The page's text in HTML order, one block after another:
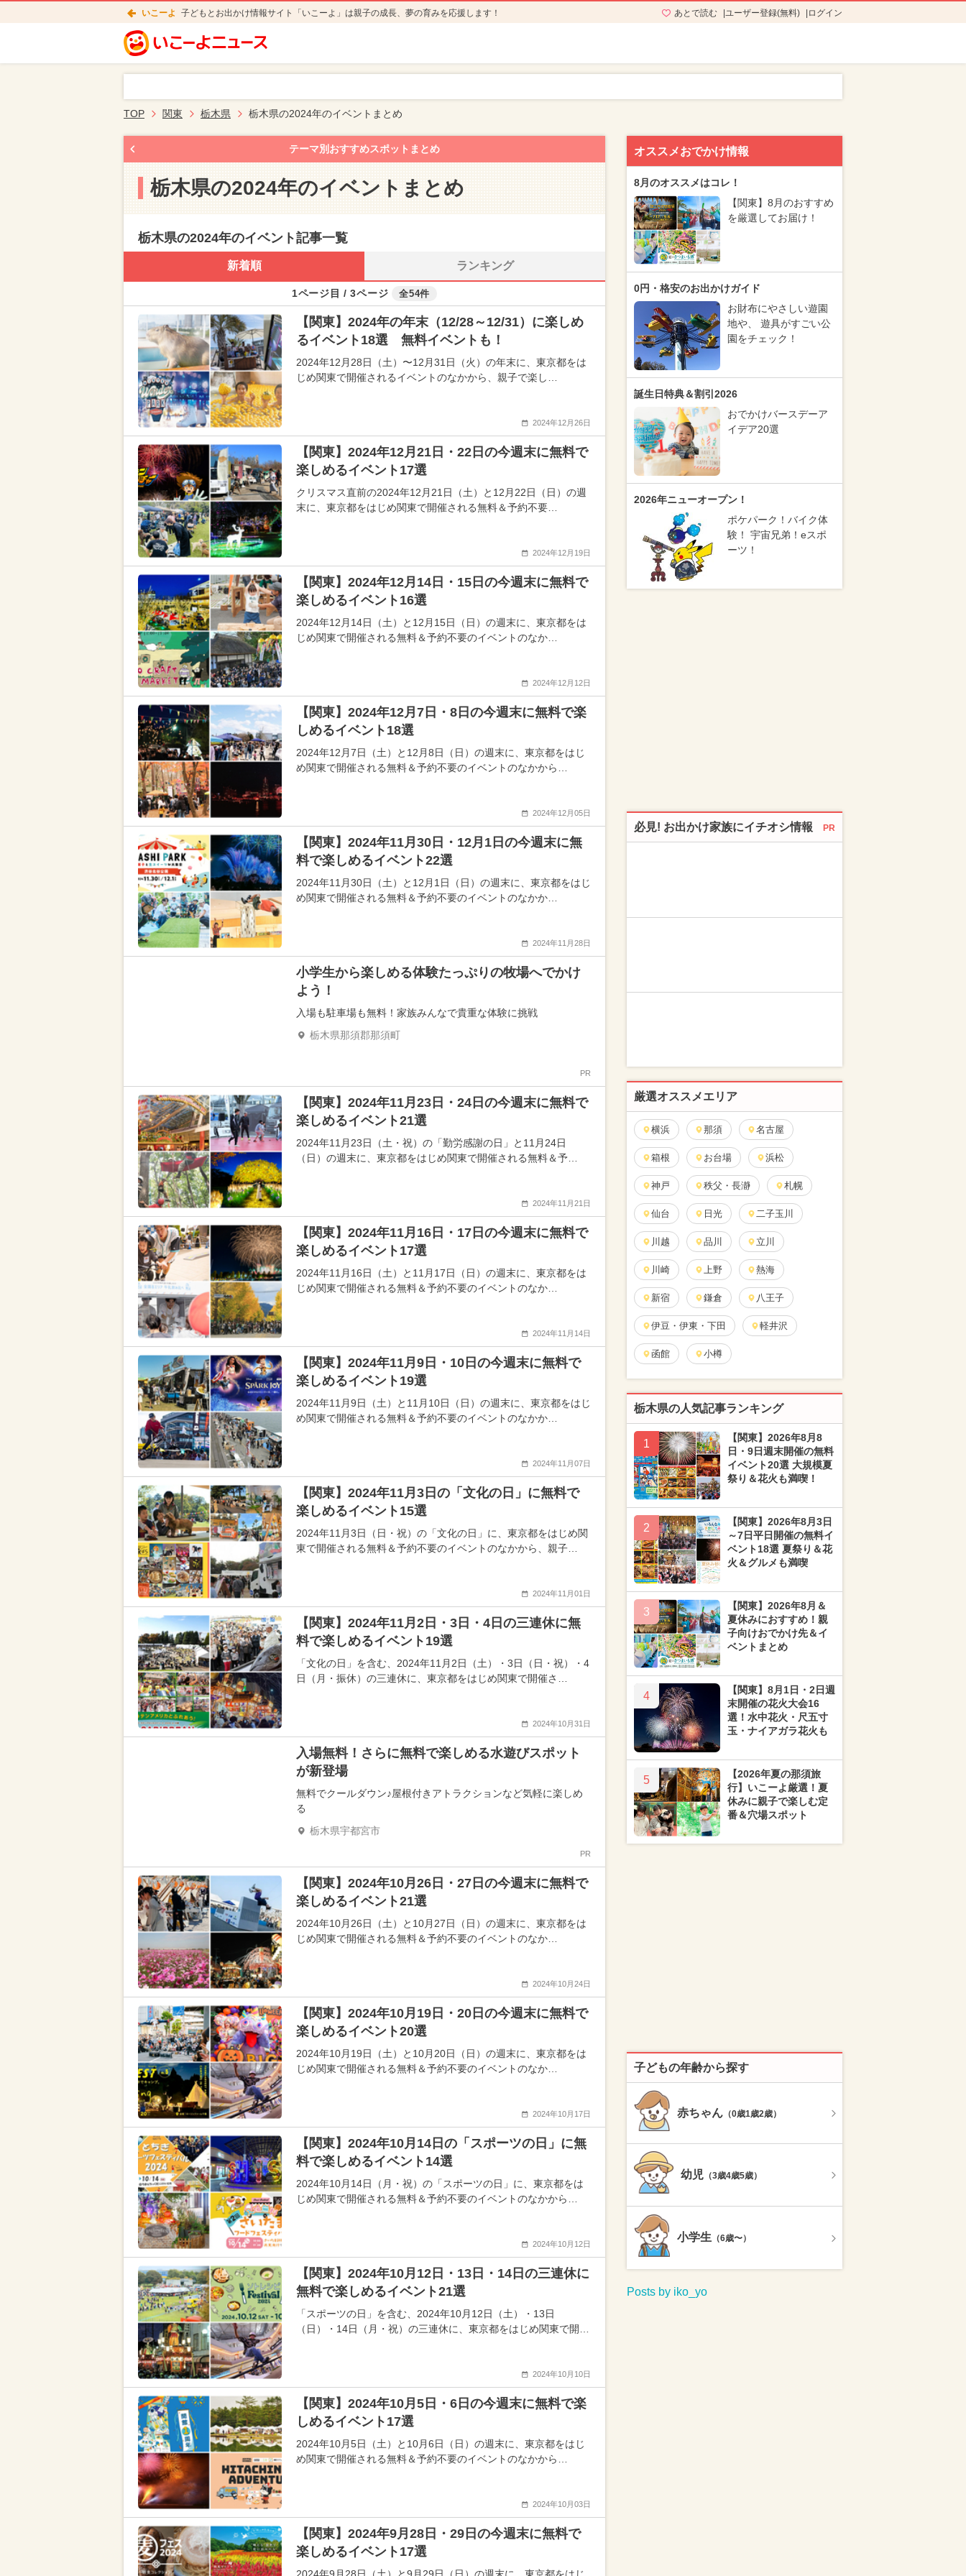
いこーよ 子どもとお出かけ情報サイト「いこーよ」は親子の成長、夢の育みを応援します！ あとで読む ユーザー登録(無料) ログイン
TOP 関東 栃木県 栃木県の2024年のイベントまとめ
テーマ別おすすめスポットまとめ
栃木県の2024年のイベントまとめ
栃木県の2024年のイベント記事一覧
新着順 ランキング
1ページ目 / 3ページ 全54件
【関東】2024年の年末（12/28～12/31）に楽しめ
るイベント18選 無料イベントも！
2024年12月28日（土）〜12月31日（火）の年末に、東京都をは
じめ関東で開催されるイベントのなかから、親子で楽し…
2024年12月26日
【関東】2024年12月21日・22日の今週末に無料で
楽しめるイベント17選
クリスマス直前の2024年12月21日（土）と12月22日（日）の週
末に、東京都をはじめ関東で開催される無料＆予約不要…
2024年12月19日
【関東】2024年12月14日・15日の今週末に無料で
楽しめるイベント16選
2024年12月14日（土）と12月15日（日）の週末に、東京都をは
じめ関東で開催される無料＆予約不要のイベントのなか…
2024年12月12日
【関東】2024年12月7日・8日の今週末に無料で楽
しめるイベント18選
2024年12月7日（土）と12月8日（日）の週末に、東京都をはじ
め関東で開催される無料＆予約不要のイベントのなかから…
2024年12月05日
【関東】2024年11月30日・12月1日の今週末に無
料で楽しめるイベント22選
2024年11月30日（土）と12月1日（日）の週末に、東京都をはじ
め関東で開催される無料＆予約不要のイベントのなかか…
2024年11月28日
小学生から楽しめる体験たっぷりの牧場へでかけ
よう！
入場も駐車場も無料！家族みんなで貴重な体験に挑戦
栃木県那須郡那須町
PR
【関東】2024年11月23日・24日の今週末に無料で
楽しめるイベント21選
2024年11月23日（土・祝）の「勤労感謝の日」と11月24日
（日）の週末に、東京都をはじめ関東で開催される無料＆予…
2024年11月21日
【関東】2024年11月16日・17日の今週末に無料で
楽しめるイベント17選
2024年11月16日（土）と11月17日（日）の週末に、東京都をは
じめ関東で開催される無料＆予約不要のイベントのなか…
2024年11月14日
【関東】2024年11月9日・10日の今週末に無料で
楽しめるイベント19選
2024年11月9日（土）と11月10日（日）の週末に、東京都をはじ
め関東で開催される無料＆予約不要のイベントのなかか…
2024年11月07日
【関東】2024年11月3日の「文化の日」に無料で
楽しめるイベント15選
2024年11月3日（日・祝）の「文化の日」に、東京都をはじめ関
東で開催される無料＆予約不要のイベントのなかから、親子…
2024年11月01日
【関東】2024年11月2日・3日・4日の三連休に無
料で楽しめるイベント19選
「文化の日」を含む、2024年11月2日（土）・3日（日・祝）・4
日（月・振休）の三連休に、東京都をはじめ関東で開催さ…
2024年10月31日
入場無料！さらに無料で楽しめる水遊びスポット
が新登場
無料でクールダウン♪屋根付きアトラクションなど気軽に楽しめ
る
栃木県宇都宮市
PR
【関東】2024年10月26日・27日の今週末に無料で
楽しめるイベント21選
2024年10月26日（土）と10月27日（日）の週末に、東京都をは
じめ関東で開催される無料＆予約不要のイベントのなか…
2024年10月24日
【関東】2024年10月19日・20日の今週末に無料で
楽しめるイベント20選
2024年10月19日（土）と10月20日（日）の週末に、東京都をは
じめ関東で開催される無料＆予約不要のイベントのなか…
2024年10月17日
【関東】2024年10月14日の「スポーツの日」に無
料で楽しめるイベント14選
2024年10月14日（月・祝）の「スポーツの日」に、東京都をは
じめ関東で開催される無料＆予約不要のイベントのなかから…
2024年10月12日
【関東】2024年10月12日・13日・14日の三連休に
無料で楽しめるイベント21選
「スポーツの日」を含む、2024年10月12日（土）・13日
（日）・14日（月・祝）の三連休に、東京都をはじめ関東で開…
2024年10月10日
【関東】2024年10月5日・6日の今週末に無料で楽
しめるイベント17選
2024年10月5日（土）と10月6日（日）の週末に、東京都をはじ
め関東で開催される無料＆予約不要のイベントのなかから…
2024年10月03日
【関東】2024年9月28日・29日の今週末に無料で
楽しめるイベント17選
オススメおでかけ情報
8月のオススメはコレ！
【関東】8月のおすすめ
を厳選してお届け！
0円・格安のお出かけガイド
お財布にやさしい遊園
地や、 遊具がすごい公
園をチェック！
誕生日特典＆割引2026
おでかけバースデーア
イデア20選
2026年ニューオープン！
ポケパーク！バイク体
験！ 宇宙兄弟！eスポ
ーツ！
必見! お出かけ家族にイチオシ情報 PR
厳選オススメエリア
横浜 那須 名古屋
箱根 お台場 浜松
神戸 秩父・長瀞 札幌
仙台 日光 二子玉川
川越 品川 立川
川崎 上野 熱海
新宿 鎌倉 八王子
伊豆・伊東・下田 軽井沢
函館 小樽
栃木県の人気記事ランキング
1
【関東】2026年8月8
日・9日週末開催の無料
イベント20選 大規模夏
祭り＆花火も満喫！
2
【関東】2026年8月3日
～7日平日開催の無料イ
ベント18選 夏祭り＆花
火＆グルメも満喫
3
【関東】2026年8月＆
夏休みにおすすめ！親
子向けおでかけ先＆イ
ベントまとめ
4
【関東】8月1日・2日週
末開催の花火大会16
選！水中花火・尺五寸
玉・ナイアガラ花火も
5
【2026年夏の那須旅
行】いこーよ厳選！夏
休みに親子で楽しむ定
番＆穴場スポット
子どもの年齢から探す
赤ちゃん （0歳1歳2歳）
幼児 （3歳4歳5歳）
小学生 （6歳〜）
Posts by iko_yo